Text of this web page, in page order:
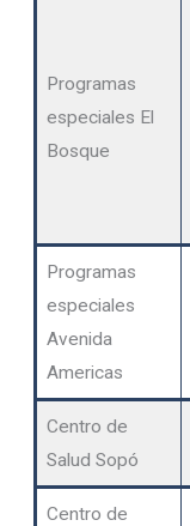
Programas
especiales El
Bosque
Programas
especiales
Avenida
Americas
Centro de
Salud Sopó
Centro de